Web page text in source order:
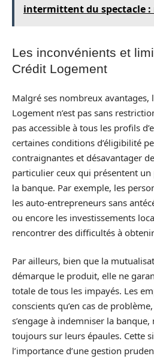
intermittent du spectacle :
Les inconvénients et
Crédit Logement
Malgré ses nombreux avantages,
Logement n’est pas sans
pas accessible à tous les profils
certaines conditions d’éligibilité
contraignantes et désavantager
particulier ceux qui présentent
la banque. Par exemple, les
les auto-entrepreneurs sans
ou encore les investissements
rencontrer des difficultés à
Par ailleurs, bien que la
démarque le produit, elle ne
totale de tous les impayés. Les
conscients qu’en cas de
s’engage à indemniser la
toujours sur leurs épaules. Cette
l’importance d’une gestion